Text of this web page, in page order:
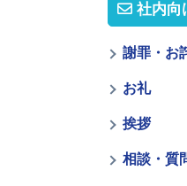
社内向
謝罪・お
お礼
挨拶
相談・質